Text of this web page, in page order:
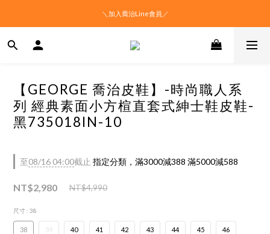
＼加入喬治Line會員／
【GEORGE 喬治皮鞋】-時尚職人系
列 經典素面小方楦直套式紳士鞋皮鞋-
黑735018IN-10
至08/16 04:00截止 指定分類，滿3000減388 滿5000減588
NT$2,980 NT$4,990
尺寸 : 38
38 39 40 41 42 43 44 45 46